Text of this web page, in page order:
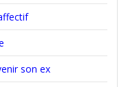
son ex